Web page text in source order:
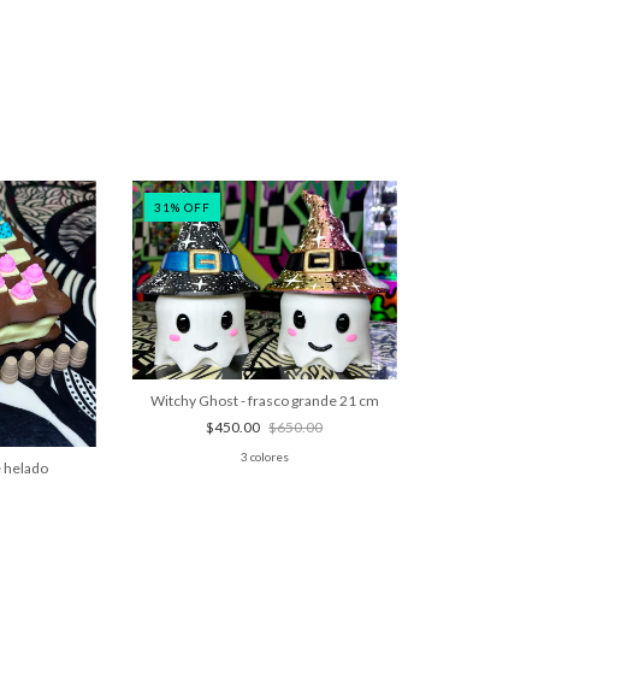
helado
31 % OFF
Witchy Ghost - frasco grande 21 cm
$450.00 $650.00
3 colores